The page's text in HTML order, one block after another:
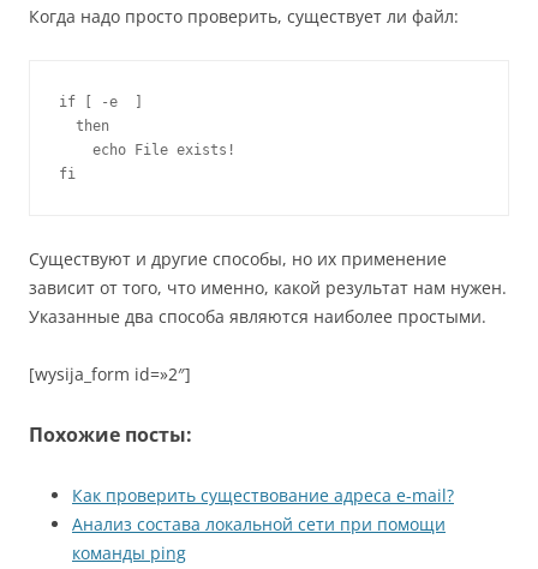
Когда надо просто проверить, существует ли файл:
if [ -e  ]
then
echo File exists!
fi
Существуют и другие способы, но их применение
зависит от того, что именно, какой результат нам нужен.
Указанные два способа являются наиболее простыми.
[wysija_form id=»2″]
Похожие посты:
Как проверить существование адреса e-mail?
Анализ состава локальной сети при помощи
команды ping